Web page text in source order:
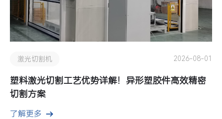
激光切割机 2026-08-01
塑料激光切割工艺优势详解！异形塑胶件高效精密
切割方案
了解更多